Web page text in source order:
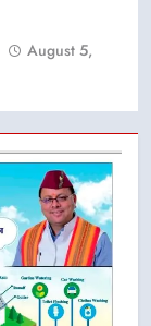
August 5,